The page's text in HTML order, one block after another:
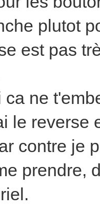
plutot
est pas
ca ne
le reverse
contre je
prendre,